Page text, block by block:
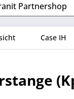
Partnershop
Case IH